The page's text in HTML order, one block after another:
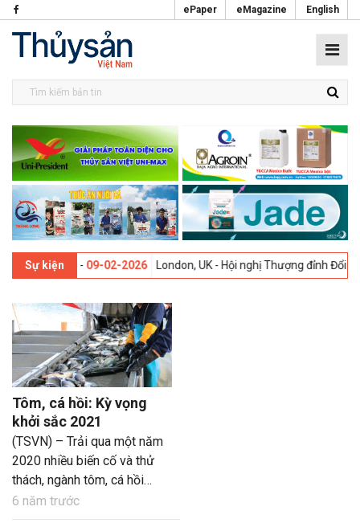
ePaper eMagazine English
Sự kiện
lần thứ 13 - 09-02-2026 London, UK - Hội nghị Thượng đỉnh Đổi
Tôm, cá hồi: Kỳ vọng
khởi sắc 2021
(TSVN) – Trải qua một năm
2020 nhiều biến cố và thử
thách, ngành tôm, cá hồi
được dự báo phục hồi cả về
giá và sản lượng trong năm
6 năm trước